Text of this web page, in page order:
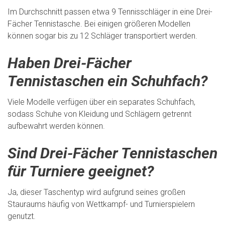
Im Durchschnitt passen etwa 9 Tennisschläger in eine Drei-
Fächer Tennistasche. Bei einigen größeren Modellen
können sogar bis zu 12 Schläger transportiert werden.
Haben Drei-Fächer
Tennistaschen ein Schuhfach?
Viele Modelle verfügen über ein separates Schuhfach,
sodass Schuhe von Kleidung und Schlägern getrennt
aufbewahrt werden können.
Sind Drei-Fächer Tennistaschen
für Turniere geeignet?
Ja, dieser Taschentyp wird aufgrund seines großen
Stauraums häufig von Wettkampf- und Turnierspielern
genutzt.